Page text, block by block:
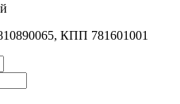
КПП 781601001